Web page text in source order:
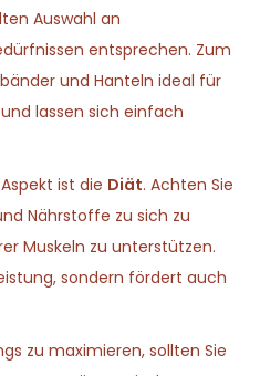
Auswahl an
entsprechen. Zum
und Hanteln ideal für
lassen sich einfach
ist die Diät. Achten Sie
Nährstoffe zu sich zu
Muskeln zu unterstützen.
sondern fördert auch
zu maximieren, sollten Sie